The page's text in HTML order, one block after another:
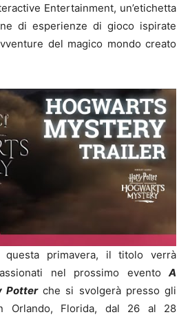
Entertainment, un’etichetta
di esperienze di gioco ispirate
del magico mondo creato
primavera, il titolo verrà
nel prossimo evento A
Potterche si svolgerà presso gli
Orlando, Florida, dal 26 al 28